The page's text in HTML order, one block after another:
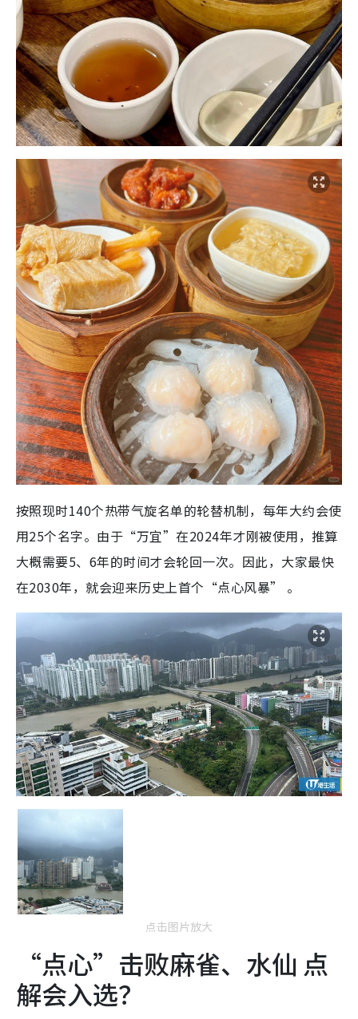
按照现时140个热带气旋名单的轮替机制，每年大约会使
用25个名字。由于“万宜”在2024年才刚被使用，推算
大概需要5、6年的时间才会轮回一次。因此，大家最快
在2030年，就会迎来历史上首个“点心风暴” 。
点击图片放大
“点心”击败麻雀、水仙 点
解会入选？